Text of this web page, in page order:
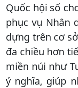
Quốc hội số
phục vụ Nhân
dựng trên cơ
đa chiều hơn
miền núi như
ý nghĩa, giúp